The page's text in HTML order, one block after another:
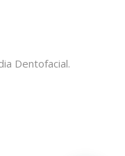
Dentofacial.